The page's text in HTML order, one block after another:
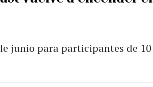
junio para participantes de